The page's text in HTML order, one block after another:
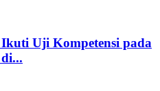
Uji Kompetensi pada